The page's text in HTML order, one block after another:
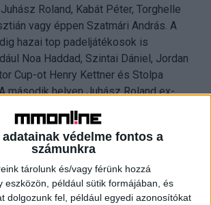
adatainak védelme fontos a
számunkra
tárolunk és/vagy férünk hozzá
eszközön, például sütik formájában, és
dolgozunk fel, például egyedi azonosítókat
Roland, Kabát Péter, Torghelle
vagy éppen Szatmári András. A
hazai top padeljátékosok is
Noa Haddad, Szintai Dániel, Jordan
Cup-ot Henry Kettner és Stolpa
második helyen Juhász Roland ex-
végeztek, míg a harmadik helyet
és Rákos Márk (PFR Group)